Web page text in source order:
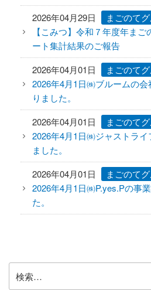
2026年04月29日
まごのて
【こみつ】令和７年度年ま
ート集計結果のご報告
2026年04月01日
まごのて
2026年4月1日㈱ブルームの
りました。
2026年04月01日
まごのて
2026年4月1日㈱ジャストラ
ました。
2026年04月01日
まごのて
2026年4月1日㈱P.yes.Pの事
た。
索: